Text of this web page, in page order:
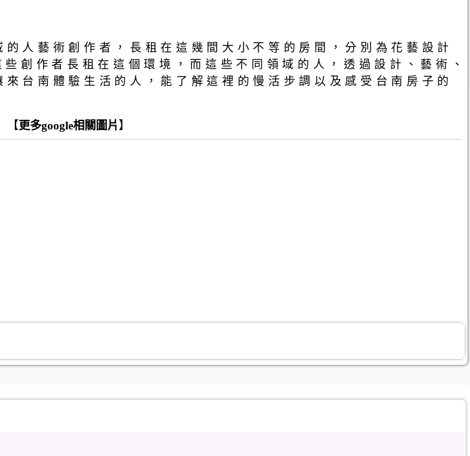
人藝術創作者，長租在這幾間大小不等的房間，分別為花藝設計
創作者長租在這個環境，而這些不同領域的人，透過設計、藝術、
台南體驗生活的人，能了解這裡的慢活步調以及感受台南房子的
【更多google相關圖片】